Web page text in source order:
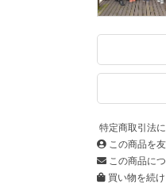
特定商取引法
この商品を
この商品に
買い物を続